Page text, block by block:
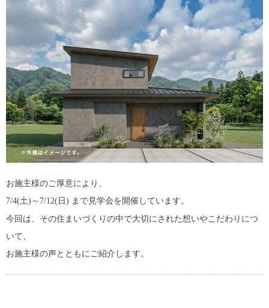
お施主様のご厚意により、
7/4(土)～7/12(日) まで見学会を開催しています。
今回は、その住まいづくりの中で大切にされた想いやこだわりにつ
いて、
お施主様の声とともにご紹介します。